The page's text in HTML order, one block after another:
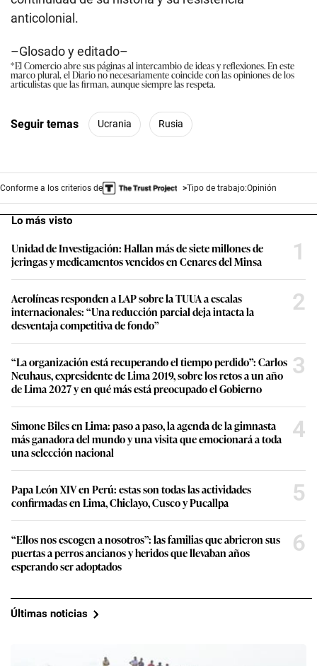
anticolonial.
–Glosado y editado–
*El Comercio abre sus páginas al intercambio de ideas y reflexiones. En este
marco plural, el Diario no necesariamente coincide con las opiniones de los
articulistas que las firman, aunque siempre las respeta.
Seguir temas Ucrania Rusia
Conforme a los criterios de Tipo de trabajo:Opinión
Lo más visto
Unidad de Investigación: Hallan más de siete millones de
jeringas y medicamentos vencidos en Cenares del Minsa
1
Aerolíneas responden a LAP sobre la TUUA a escalas
internacionales: “Una reducción parcial deja intacta la
desventaja competitiva de fondo”
2
“La organización está recuperando el tiempo perdido”: Carlos
Neuhaus, expresidente de Lima 2019, sobre los retos a un año
de Lima 2027 y en qué más está preocupado el Gobierno
3
Simone Biles en Lima: paso a paso, la agenda de la gimnasta
más ganadora del mundo y una visita que emocionará a toda
una selección nacional
4
Papa León XIV en Perú: estas son todas las actividades
confirmadas en Lima, Chiclayo, Cusco y Pucallpa
5
“Ellos nos escogen a nosotros”: las familias que abrieron sus
puertas a perros ancianos y heridos que llevaban años
esperando ser adoptados
6
Últimas noticias